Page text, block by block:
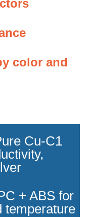
color and
Cu-C1
+ ABS for
temperature